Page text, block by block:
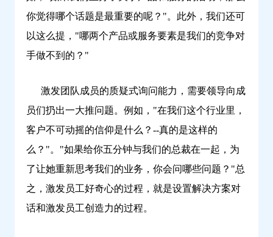
你觉得哪个话题是最重要的呢？"。此外，我们还可
以这么提，"哪两个产品或服务要素是我们的竞争对
手做不到的？"
激发团队成员的质疑式询问能力，需要领导向成
员们扔出一大推问题。例如，"在我们这个行业里，
客户不可动摇的信仰是什么？--真的是这样的
么？"。"如果给你五分钟与我们的总裁在一起，为
了让她重新思考我们的业务，你会问哪些问题？"总
之，激发员工好奇心的过程，就是设置解决方案对
话和激发员工创造力的过程。